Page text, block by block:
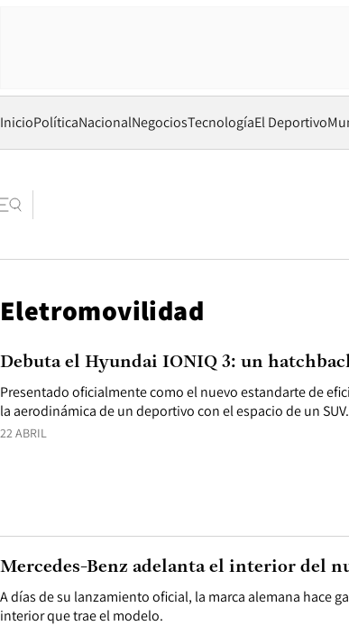
InicioPolíticaNacionalNegociosTecnologíaEl Deportivo
Eletromovilidad
22 ABRIL
Presentado oficialmente como el nuevo estandarte de
la aerodinámica de un deportivo con el espacio de un SUV.
Debuta el Hyundai IONIQ 3: un
A días de su lanzamiento oficial, la marca alemana hace
interior que trae el modelo.
Mercedes-Benz adelanta el interior del